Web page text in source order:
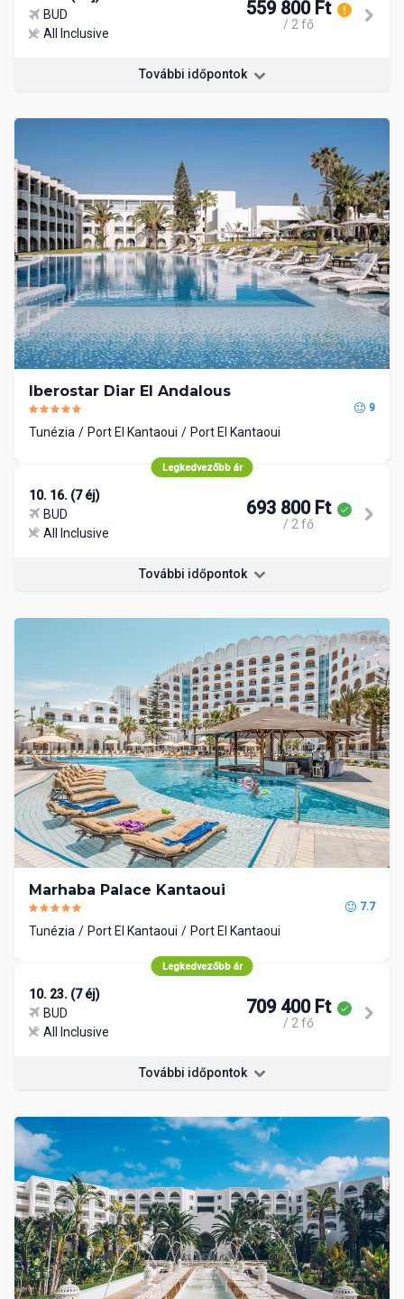
BUD
All Inclusive
559 800 Ft
/ 2 fő
További időpontok
Iberostar Diar El Andalous
9
Tunézia Port El Kantaoui Port El Kantaoui
Legkedvezőbb ár
10. 16. (7 éj)
BUD
All Inclusive
693 800 Ft
/ 2 fő
További időpontok
Marhaba Palace Kantaoui
7.7
Tunézia Port El Kantaoui Port El Kantaoui
Legkedvezőbb ár
10. 23. (7 éj)
BUD
All Inclusive
709 400 Ft
/ 2 fő
További időpontok